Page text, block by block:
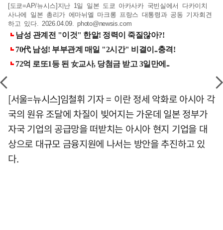
[도쿄=AP/뉴시스]지난 1일 일본 도쿄 아카사카 국빈실에서 다카이치
사나에 일본 총리가 에마뉘엘 마크롱 프랑스 대통령과 공동 기자회견
하고 있다. 2026.04.09.photo@newsis.com
[서울=뉴시스]임철휘 기자 = 이란 정세 악화로 아시아 각
국의 원유 조달에 차질이 빚어지는 가운데 일본 정부가
자국 기업의 공급망을 떠받치는 아시아 현지 기업을 대
상으로 대규모 금융지원에 나서는 방안을 추진하고 있
다.